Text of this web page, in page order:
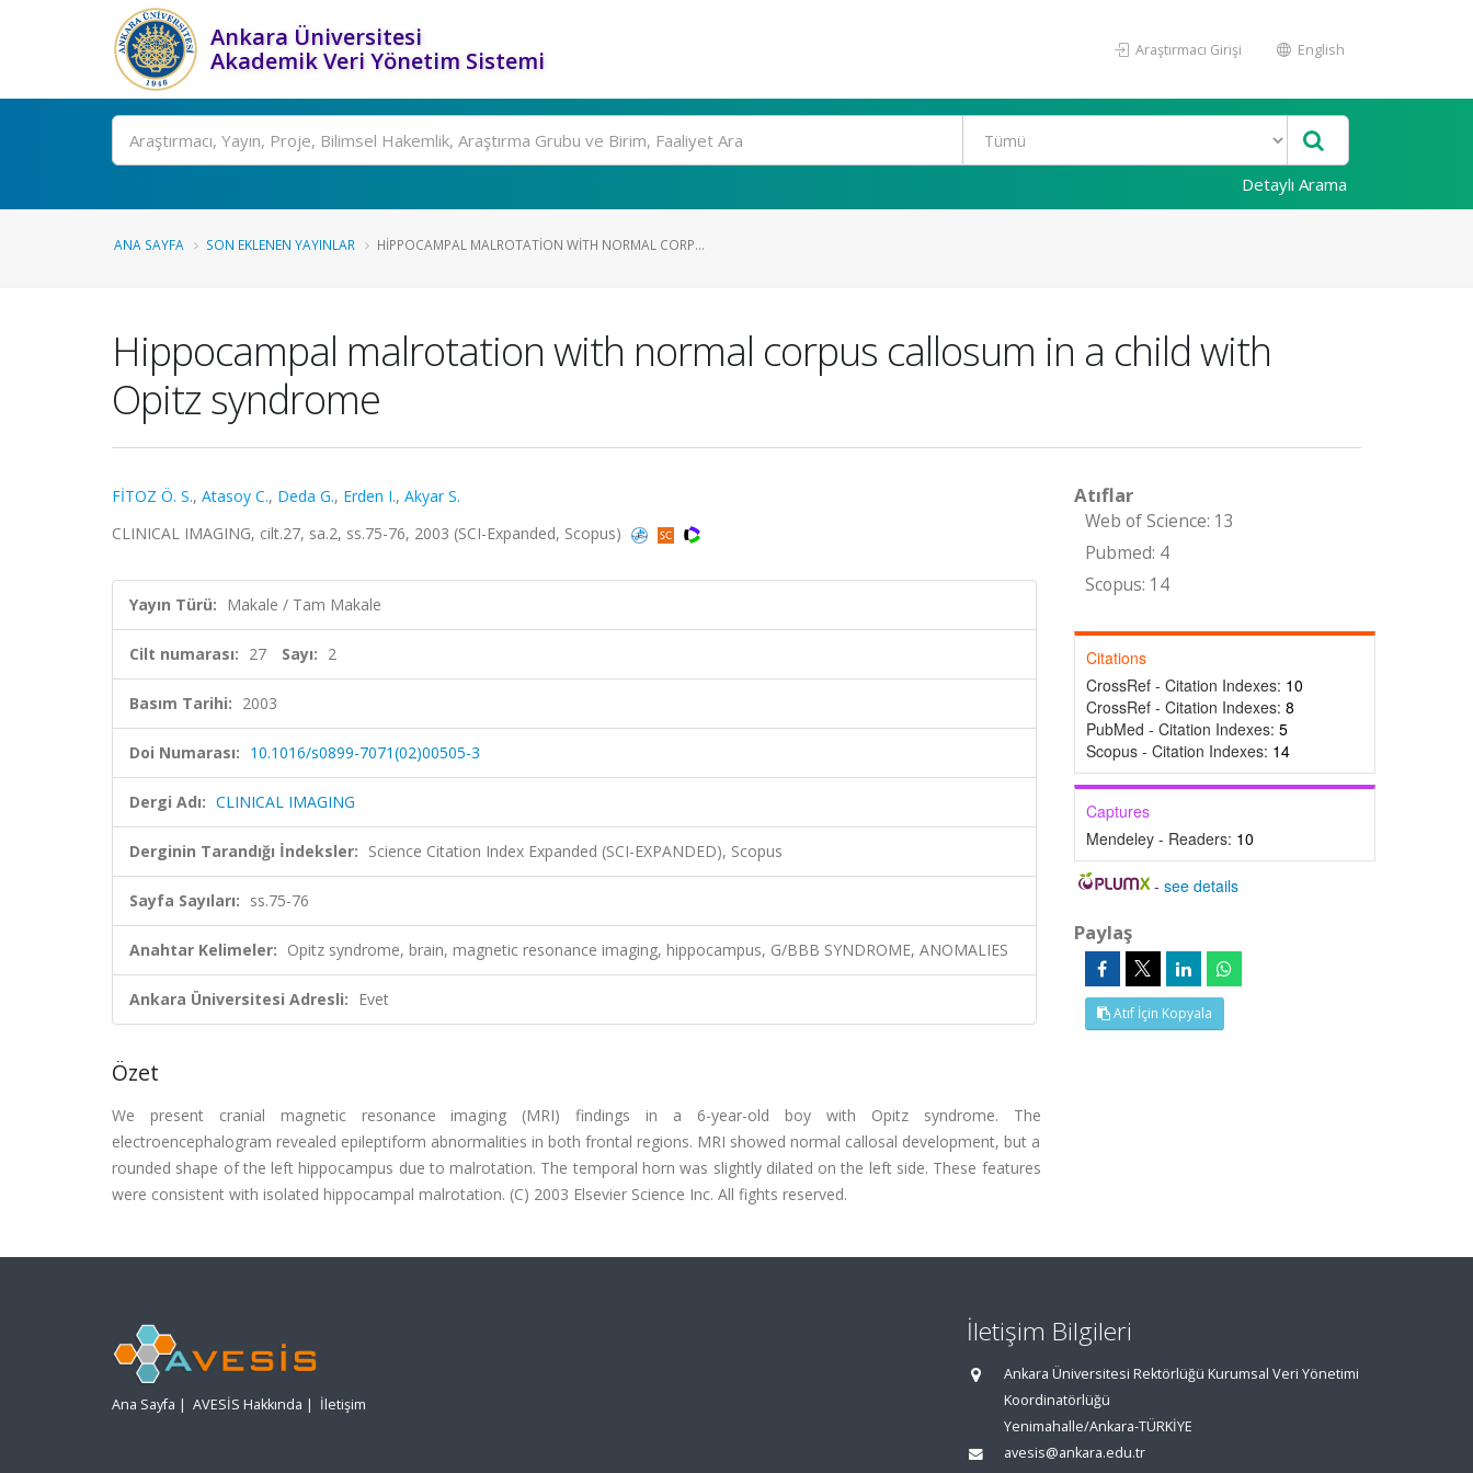
Ankara Üniversitesi
Akademik Veri Yönetim Sistemi
Araştırmacı Girişi English
Ara
Detaylı Arama
ANA SAYFA SON EKLENEN YAYINLAR HIPPOCAMPAL MALROTATION WITH NORMAL CORP...
Hippocampal malrotation with normal corpus callosum in a child with
Opitz syndrome
FİTOZ Ö. S., Atasoy C., Deda G., Erden I., Akyar S.
CLINICAL IMAGING, cilt.27, sa.2, ss.75-76, 2003 (SCI-Expanded, Scopus)
Yayın Türü: Makale / Tam Makale
Cilt numarası: 27 Sayı: 2
Basım Tarihi: 2003
Doi Numarası: 10.1016/s0899-7071(02)00505-3
Dergi Adı: CLINICAL IMAGING
Derginin Tarandığı İndeksler: Science Citation Index Expanded (SCI-EXPANDED), Scopus
Sayfa Sayıları: ss.75-76
Anahtar Kelimeler: Opitz syndrome, brain, magnetic resonance imaging, hippocampus, G/BBB SYNDROME, ANOMALIES
Ankara Üniversitesi Adresli: Evet
Özet
We present cranial magnetic resonance imaging (MRI) findings in a 6-year-old boy with Opitz syndrome. The
electroencephalogram revealed epileptiform abnormalities in both frontal regions. MRI showed normal callosal development, but a
rounded shape of the left hippocampus due to malrotation. The temporal horn was slightly dilated on the left side. These features
were consistent with isolated hippocampal malrotation. (C) 2003 Elsevier Science Inc. All fights reserved.
Atıflar
Web of Science: 13
Pubmed: 4
Scopus: 14
Citations
CrossRef - Citation Indexes: 10
CrossRef - Citation Indexes: 8
PubMed - Citation Indexes: 5
Scopus - Citation Indexes: 14
Captures
Mendeley - Readers: 10
-see details
Paylaş
Atıf İçin Kopyala
Ana Sayfa | AVESİS Hakkında | İletişim
İletişim Bilgileri
Ankara Üniversitesi Rektörlüğü Kurumsal Veri Yönetimi
Koordinatörlüğü
Yenimahalle/Ankara-TÜRKİYE
avesis@ankara.edu.tr